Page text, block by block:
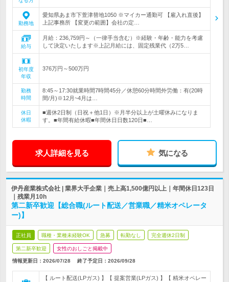
勤務地
愛知県あま市下萱津替地1050 ※マイカー通勤可 【雇入れ直後】
上記事務所 【変更の範囲】会社の定…
給与
月給：236,759円～（一律手当含む）※経験・年齢・能力を考慮
して決定いたします※上記月給には、固定残業代（2万5…
初年度
年収
376万円～500万円
勤務
時間
8:45～17:30就業時間7時間45分／休憩60分時間外労働：有(20時
間/月)※12月~4月は…
休日
休暇
■週休2日制（日祝＋他1日）※月半分以上が土曜休みになりま
す。■年間有給休暇■年間休日日数120日■…
求人詳細を見る 気になる
伊丹産業株式会社 | 業界大手企業｜売上高1,500億円以上｜年間休日123日
｜残業月10h
第二新卒歓迎【総合職(ルート配送／営業職／精米オペレータ
ー)】
正社員 職種・業種未経験OK 急募 転勤なし 完全週休2日制
第二新卒歓迎 女性のおしごと掲載中
情報更新日：2026/07/28 終了予定日： 2026/09/28
【 ルート配送(LPガス) 】【 提案営業(LPガス) 】【 精米オペレー